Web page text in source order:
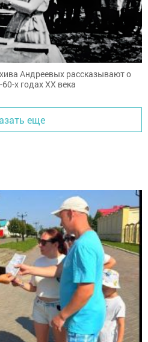
Андреевых рассказывают о
х годах ХХ века
еще